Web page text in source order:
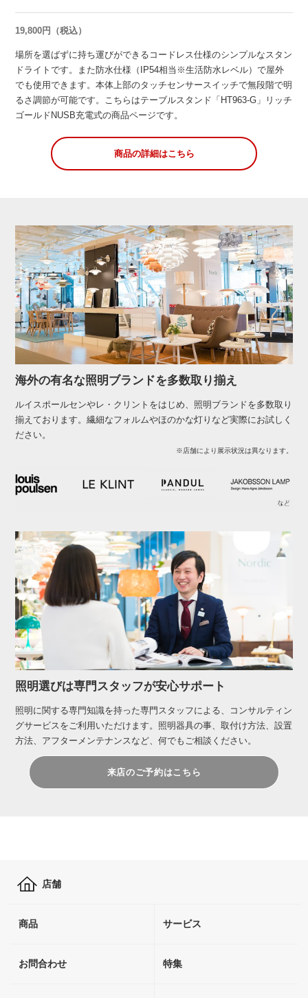
19,800円（税込）
場所を選ばずに持ち運びができるコードレス仕様のシンプルなスタン
ドライトです。また防水仕様（IP54相当※生活防水レベル）で屋外
でも使用できます。本体上部のタッチセンサースイッチで無段階で明
るさ調節が可能です。こちらはテーブルスタンド「HT963-G」リッチ
ゴールドNUSB充電式の商品ページです。
商品の詳細はこちら
海外の有名な照明ブランドを多数取り揃え
ルイスポールセンやレ・クリントをはじめ、照明ブランドを多数取り
揃えております。繊細なフォルムやほのかな灯りなど実際にお試しく
ださい。
※店舗により展示状況は異なります。
照明選びは専門スタッフが安心サポート
照明に関する専門知識を持った専門スタッフによる、コンサルティン
グサービスをご利用いただけます。照明器具の事、取付け方法、設置
方法、アフターメンテナンスなど、何でもご相談ください。
来店のご予約はこちら
店舗
商品 サービス
お問合わせ 特集